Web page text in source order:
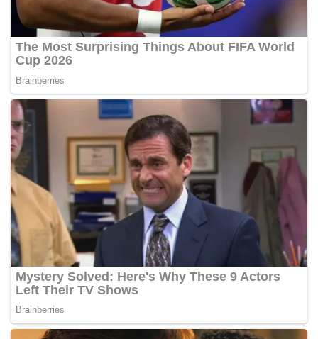
Namun di tengah-tengah unjuk rasa, para
demonstran menerobos masuk ke gedung DPRD
Kota Bekasi secara paksa. Mereka lantas berhasil
masuk ke ruang sidang paripurna melakukan
perusakan sejumlah fasilitas.(*)